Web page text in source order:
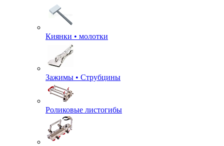
Киянки • молотки
Зажимы • Струбцины
Роликовые листогибы